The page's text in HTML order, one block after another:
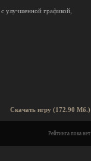
с улучшенной графикой,
Скачать игру (172.90 Мб.)
Рейтинга пока нет